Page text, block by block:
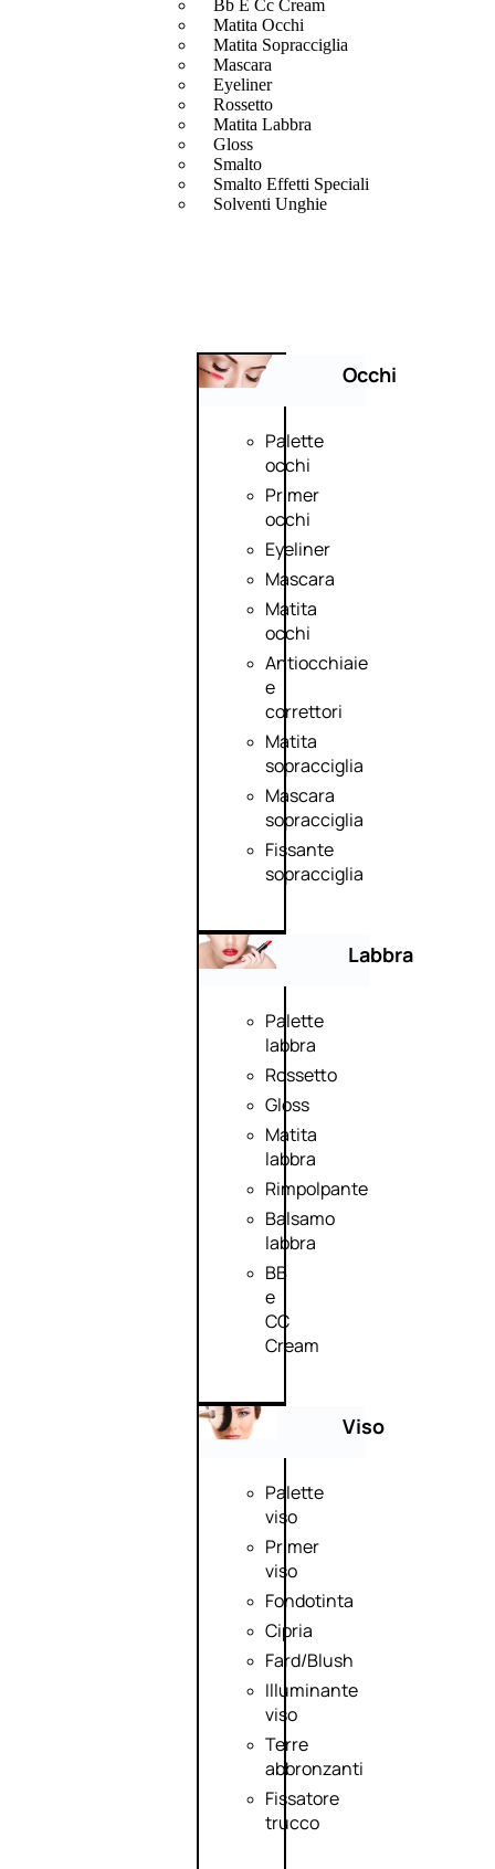
Bb E Cc Cream
Matita Occhi
Matita Sopracciglia
Mascara
Eyeliner
Rossetto
Matita Labbra
Gloss
Smalto
Smalto Effetti Speciali
Solventi Unghie
Occhi
Palette
occhi
Primer
occhi
Eyeliner
Mascara
Matita
occhi
Antiocchiaie
e
correttori
Matita
sopracciglia
Mascara
sopracciglia
Fissante
sopracciglia
Labbra
Palette
labbra
Rossetto
Gloss
Matita
labbra
Rimpolpante
Balsamo
labbra
BB
e
CC
Cream
Viso
Palette
viso
Primer
viso
Fondotinta
Cipria
Fard/Blush
Illuminante
viso
Terre
abbronzanti
Fissatore
trucco